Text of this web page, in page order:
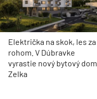
Električka na skok, les za
rohom. V Dúbravke
vyrastie nový bytový dom
Zelka